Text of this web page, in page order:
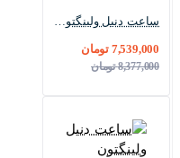
ساعت دنیل ولینگتون زنانه رزگلد Daniel-3494-L
7,539,000 تومان
8,377,000 تومان